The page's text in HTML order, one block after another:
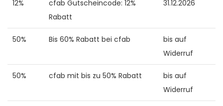
12%
cfab Gutscheincode: 12%
Rabatt
31.12.2026
50% Bis 60% Rabatt bei cfab
bis auf
Widerruf
50% cfab mit bis zu 50% Rabatt
bis auf
Widerruf